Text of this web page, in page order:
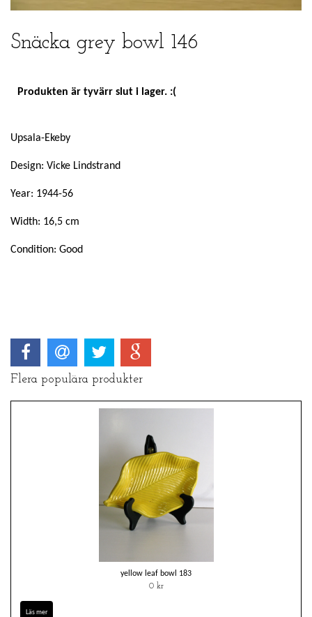
Snäcka grey bowl 146
Produkten är tyvärr slut i lager. :(
Upsala-Ekeby
Design: Vicke Lindstrand
Year: 1944-56
Width: 16,5 cm
Condition: Good
Flera populära produkter
yellow leaf bowl 183
0 kr
Läs mer